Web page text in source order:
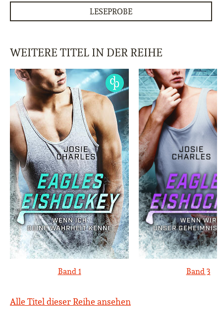
LESEPROBE
WEITERE TITEL IN DER REIHE
Band 1 Band 3
Alle Titel dieser Reihe ansehen